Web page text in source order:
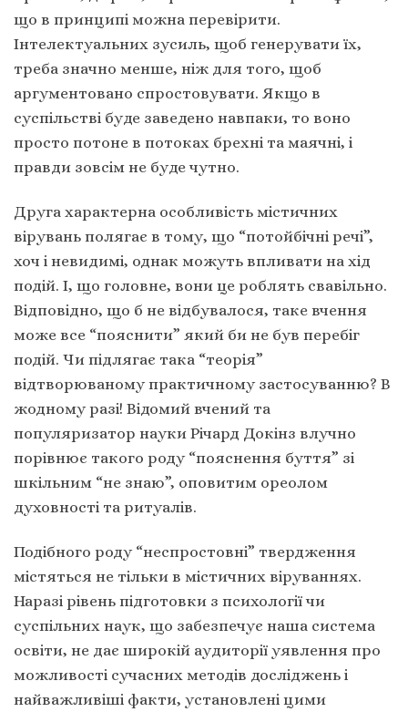
що в принципі можна перевірити.
Інтелектуальних зусиль, щоб генерувати їх,
треба значно менше, ніж для того, щоб
аргументовано спростовувати. Якщо в
суспільстві буде заведено навпаки, то воно
просто потоне в потоках брехні та маячні, і
правди зовсім не буде чутно.
Друга характерна особливість містичних
вірувань полягає в тому, що “потойбічні речі”,
хоч і невидимі, однак можуть впливати на хід
подій. І, що головне, вони це роблять свавільно.
Відповідно, що б не відбувалося, таке вчення
може все “пояснити” який би не був перебіг
подій. Чи підлягає така “теорія”
відтворюваному практичному застосуванню? В
жодному разі! Відомий вчений та
популяризатор науки Річард Докінз влучно
порівнює такого роду “пояснення буття” зі
шкільним “не знаю”, оповитим ореолом
духовності та ритуалів.
Подібного роду “неспростовні” твердження
містяться не тільки в містичних віруваннях.
Наразі рівень підготовки з психології чи
суспільних наук, що забезпечує наша система
освіти, не дає широкій аудиторії уявлення про
можливості сучасних методів досліджень і
найважливіші факти, установлені цими